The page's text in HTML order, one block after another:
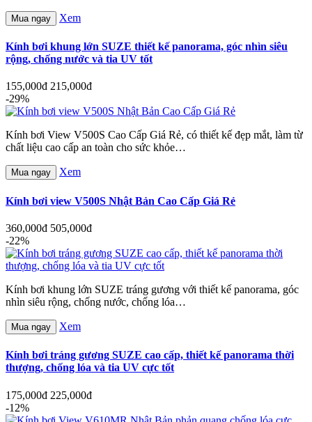
Mua ngay Xem
Kính bơi khung lớn SUZE thiết kế panorama, góc nhìn siêu
rộng, chống nước và tia UV tốt
155,000đ 215,000đ
-29%
Kính bơi View V500S Cao Cấp Giá Rẻ, có thiết kế đẹp mắt, làm từ
chất liệu cao cấp an toàn cho sức khỏe…
Mua ngay Xem
Kính bơi view V500S Nhật Bản Cao Cấp Giá Rẻ
360,000đ 505,000đ
-22%
Kính bơi khung lớn SUZE tráng gương với thiết kế panorama, góc
nhìn siêu rộng, chống nước, chống lóa…
Mua ngay Xem
Kính bơi tráng gương SUZE cao cấp, thiết kế panorama thời
thượng, chống lóa và tia UV cực tốt
175,000đ 225,000đ
-12%